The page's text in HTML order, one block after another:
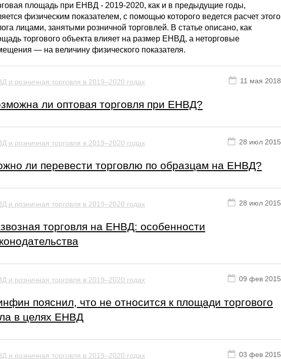
площадь при ЕНВД - 2019-2020, как и в предыдущие годы,
физическим показателем, с помощью которого ведется расчет этого
лицами, занятыми розничной торговлей. В статье описано, как
торгового объекта влияет на размер ЕНВД, а неторговые
— на величину физического показателя.
и розничная торговля в 2019–2020 годах 11 мая 2018
ли оптовая торговля при ЕНВД?
и розничная торговля в 2019–2020 годах 28 июл 2015
ли перевести торговлю по образцам на ЕНВД?
и розничная торговля в 2019–2020 годах 28 июл 2015
торговля на ЕНВД: особенности
и розничная торговля в 2019–2020 годах 09 фев 2015
пояснил, что не относится к площади торгового
в целях ЕНВД
и розничная торговля в 2019–2020 годах 03 фев 2015